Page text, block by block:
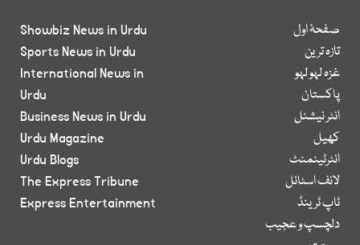
صفحۂ اول
تازہ ترین
غزہ لہو لہو
پاکستان
انٹر نیشنل
کھیل
انٹرٹینمنٹ
لائف اسٹائل
ٹاپ ٹرینڈ
دلچسپ و عجیب
Showbiz News in Urdu
Sports News in Urdu
International News in
Urdu
Business News in Urdu
Urdu Magazine
Urdu Blogs
The Express Tribune
Express Entertainment